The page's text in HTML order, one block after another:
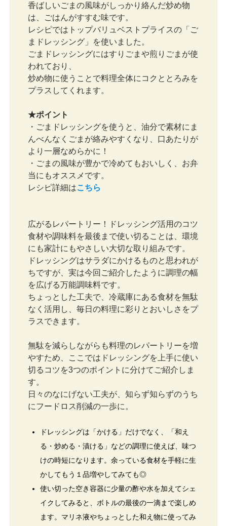
香ばしいごまの風味がしっかり絡んだ炒め物
は、ごはんがすすむ味です。
レシピではトップバリュベストプライスの「ご
まドレッシング」を使いました。
ごまドレッシングにはすりごまや煎りごまが使
われており、
炒め物に使うことで料理全体にコクととろみを
プラスしてくれます。
★ポイント
・ごまドレッシングを使うと、油分で素材にま
んべんなくごまが絡みやすくなり、口あたりが
より一層なめらかに！
・ごまの風味が豊かで冷めてもおいしく、お弁
当にもオススメです。
レシピ詳細はこちら
広がるレパートリー！ドレッシング活用のコツ
食材や調味料を最後まで使い切ることは、環境
にも家計にもやさしい大切な取り組みです。
ドレッシングはサラダにかけるものと思われが
ちですが、実は今回ご紹介したように調理の幅
を広げる万能調味料です。
ちょっとした工夫で、冷蔵庫にある食材を無駄
なく活用し、毎日の料理に彩りとおいしさをプ
ラスできます。
無駄を減らしながらも料理のレパートリーを増
やすため、ここではドレッシングを上手に使い
切るコツを3つのポイントに分けてご紹介しま
す。
日々のなにげない工夫が、知らず知らずのうち
にフードロス削減の一歩に。
ドレッシングは「かける」だけでなく、「和え
る・炒める・漬ける」などの調理に使えば、味つ
けの時短になります。余っている食材を手軽に生
かしてもう１品増やしてみても◎
使い切った空き容器に少量の酢や水を加えてシェ
イクしてみると、ボトルの最後の一滴まで楽しめ
ます。マリネ液やちょっとした和え物に使ってみ